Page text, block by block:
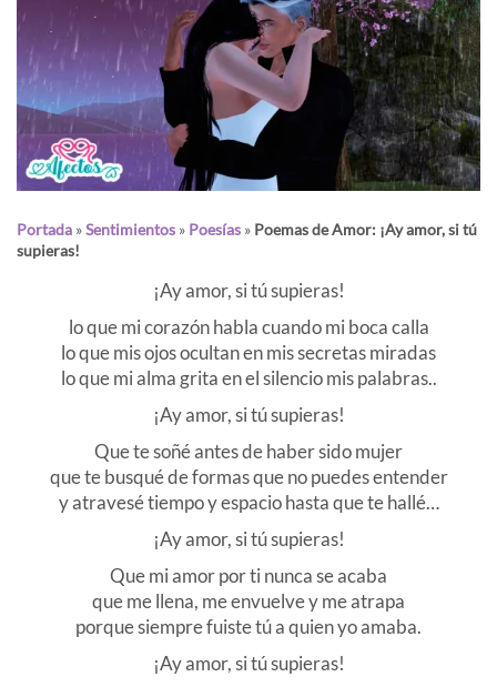
Portada »Sentimientos » Poesías » Poemas de Amor: ¡Ay amor, si tú
supieras!
¡Ay amor, si tú supieras!
lo que mi corazón habla cuando mi boca calla
lo que mis ojos ocultan en mis secretas miradas
lo que mi alma grita en el silencio mis palabras..
¡Ay amor, si tú supieras!
Que te soñé antes de haber sido mujer
que te busqué de formas que no puedes entender
y atravesé tiempo y espacio hasta que te hallé…
¡Ay amor, si tú supieras!
Que mi amor por ti nunca se acaba
que me llena, me envuelve y me atrapa
porque siempre fuiste tú a quien yo amaba.
¡Ay amor, si tú supieras!